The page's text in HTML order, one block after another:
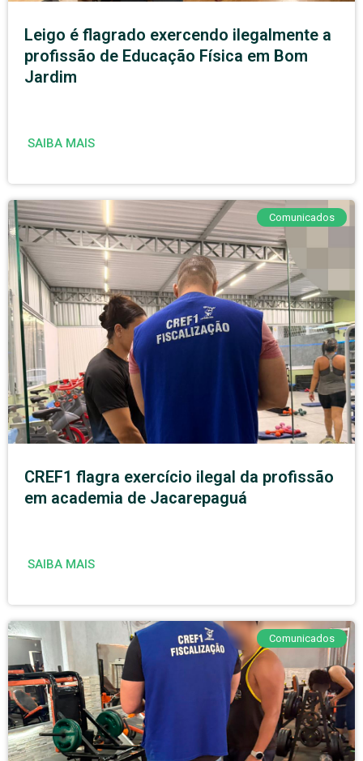
Leigo é flagrado exercendo ilegalmente a
profissão de Educação Física em Bom
Jardim
SAIBA MAIS
Comunicados
CREF1 flagra exercício ilegal da profissão
em academia de Jacarepaguá
SAIBA MAIS
Comunicados